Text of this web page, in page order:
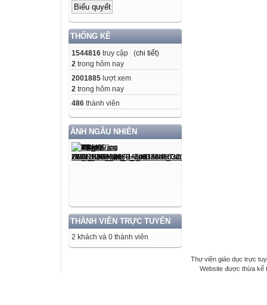
THỐNG KÊ
1544816 truy cập (chi tiết)
2 trong hôm nay
2001885 lượt xem
2 trong hôm nay
486 thành viên
ẢNH NGẪU NHIÊN
THÀNH VIÊN TRỰC TUYẾN
2 khách và 0 thành viên
Thư viện giáo dục trực
Website được thừa kế